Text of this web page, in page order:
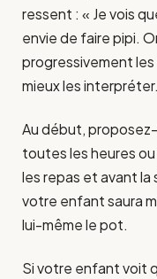
ressent : « Je vois
envie de faire pipi.
progressivement
mieux les interpréter.
Au début,
toutes les heures
les repas et avant
votre enfant saura
lui-même le pot.
Si votre enfant voit